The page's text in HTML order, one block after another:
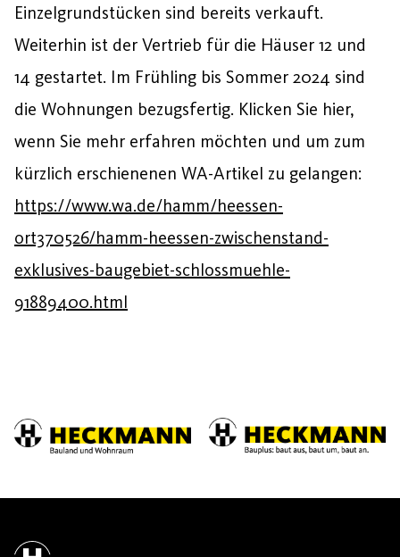
Einzelgrundstücken sind bereits verkauft.
Weiterhin ist der Vertrieb für die Häuser 12 und
14 gestartet. Im Frühling bis Sommer 2024 sind
die Wohnungen bezugsfertig. Klicken Sie hier,
wenn Sie mehr erfahren möchten und um zum
kürzlich erschienenen WA-Artikel zu gelangen:
https://www.wa.de/hamm/heessen-
ort370526/hamm-heessen-zwischenstand-
exklusives-baugebiet-schlossmuehle-
91889400.html